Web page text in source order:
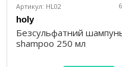
Артикул: HL02 6
holy
Безсульфатний
shampoo 250 мл